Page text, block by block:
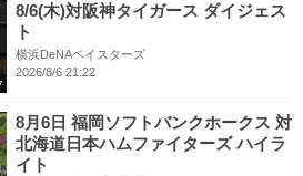
8/6(木)対阪神タイガース ダイジェス
ト
横浜DeNAベイスターズ
2026/8/6 21:22
8月6日 福岡ソフトバンクホークス 対
北海道日本ハムファイターズ ハイラ
イト